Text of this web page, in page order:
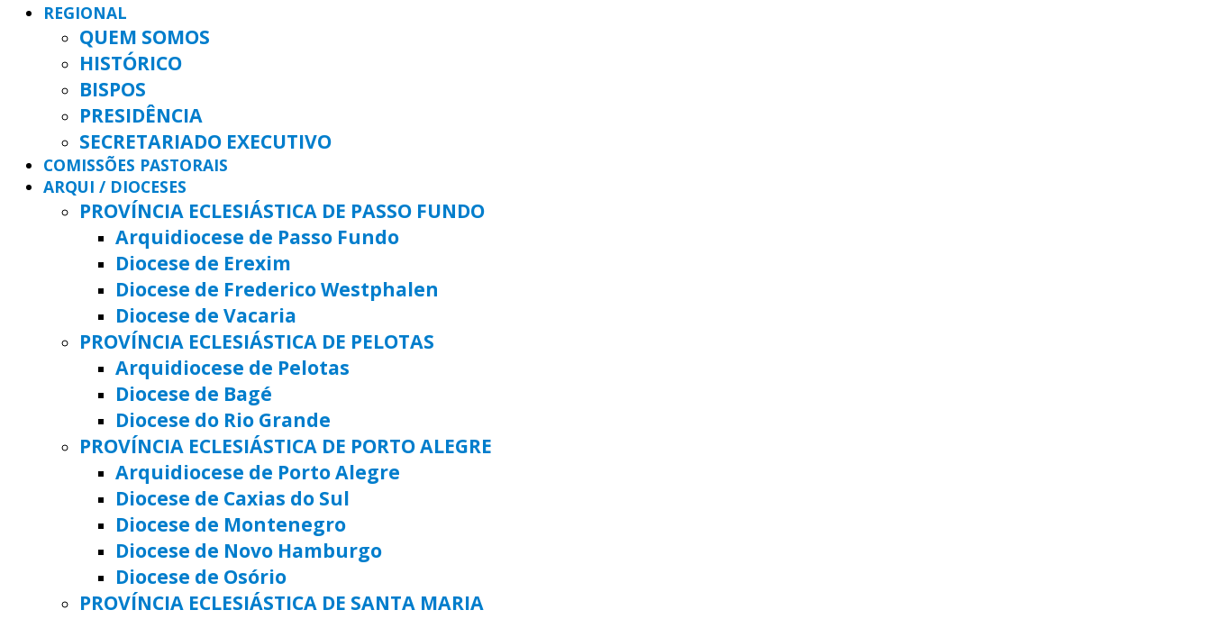
REGIONAL
QUEM SOMOS
HISTÓRICO
BISPOS
PRESIDÊNCIA
SECRETARIADO EXECUTIVO
COMISSÕES PASTORAIS
ARQUI / DIOCESES
PROVÍNCIA ECLESIÁSTICA DE PASSO FUNDO
Arquidiocese de Passo Fundo
Diocese de Erexim
Diocese de Frederico Westphalen
Diocese de Vacaria
PROVÍNCIA ECLESIÁSTICA DE PELOTAS
Arquidiocese de Pelotas
Diocese de Bagé
Diocese do Rio Grande
PROVÍNCIA ECLESIÁSTICA DE PORTO ALEGRE
Arquidiocese de Porto Alegre
Diocese de Caxias do Sul
Diocese de Montenegro
Diocese de Novo Hamburgo
Diocese de Osório
PROVÍNCIA ECLESIÁSTICA DE SANTA MARIA